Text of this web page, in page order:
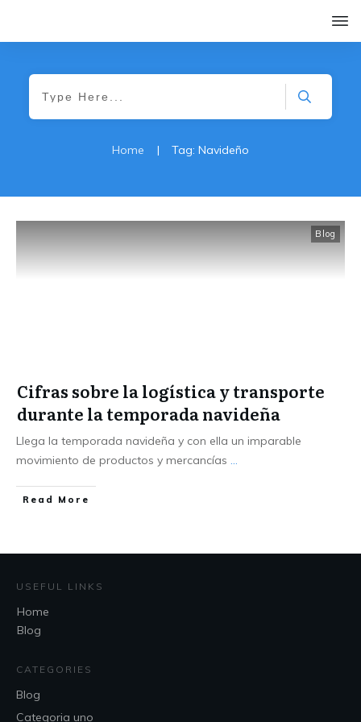
Home | Tag: Navideño
Blog
Cifras sobre la logística y transporte
durante la temporada navideña
Llega la temporada navideña y con ella un imparable
movimiento de productos y mercancías ...
Read More
USEFUL LINKS
Home
Blog
CATEGORIES
Blog
Categoria uno